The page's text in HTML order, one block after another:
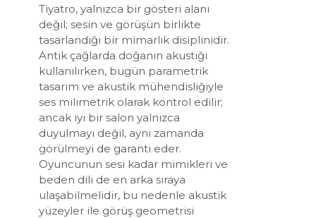
Tiyatro, yalnızca bir gösteri alanı
değil; sesin ve görüşün birlikte
tasarlandığı bir mimarlık disiplinidir.
Antik çağlarda doğanın akustiği
kullanılırken, bugün parametrik
tasarım ve akustik mühendisliğiyle
ses milimetrik olarak kontrol edilir;
ancak iyi bir salon yalnızca
duyulmayı değil, aynı zamanda
görülmeyi de garanti eder.
Oyuncunun sesi kadar mimikleri ve
beden dili de en arka sıraya
ulaşabilmelidir, bu nedenle akustik
yüzeyler ile görüş geometrisi